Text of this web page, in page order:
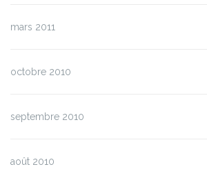
mars 2011
octobre 2010
septembre 2010
août 2010